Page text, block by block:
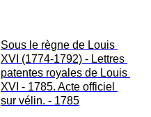
Sous le règne de Louis
XVI (1774-1792) - Lettres
patentes royales de Louis
XVI - 1785. Acte officiel
sur vélin. - 1785